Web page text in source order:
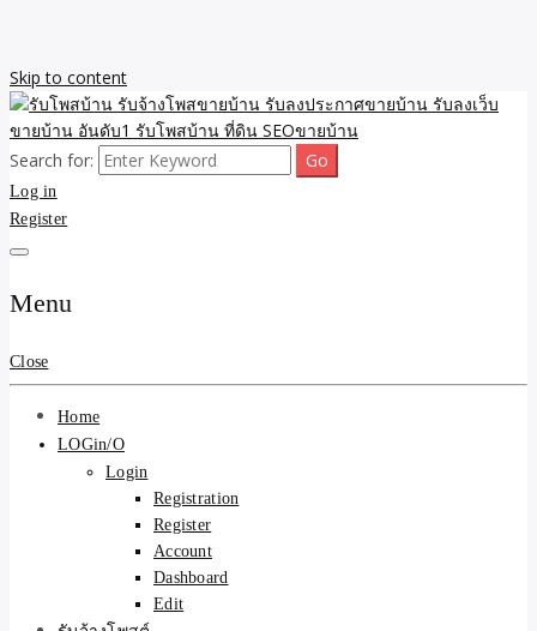
Skip to content
รับโพสบ้าน รับจ้างโพสขาย
บ้าน รับลงประกาศขายบ้าน
รับลงเว็บขายบ้าน อันดับ1
รับโพสบ้าน ที่ดิน SEOขาย
บ้าน
รับจ้างโพสขายบ้าน รับลงเว็บขายบ้าน รับโพสบ้าน รับลงประกาศขาย
บ้าน โพสบ้าน ขายที่ดิน SEO อสังหา ราคาถูก รับลงขายบ้าน
Search for:
Log in
Register
Menu
Close
Home
LOGin/O
Login
Registration
Register
Account
Dashboard
Edit